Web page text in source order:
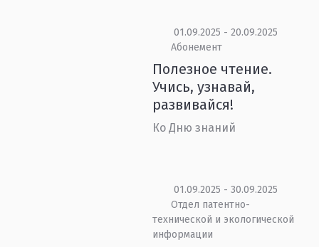
01.09.2025 - 20.09.2025
Абонемент
Полезное чтение.
Учись, узнавай,
развивайся!
Ко Дню знаний
01.09.2025 - 30.09.2025
Отдел патентно-
технической и экологической
информации